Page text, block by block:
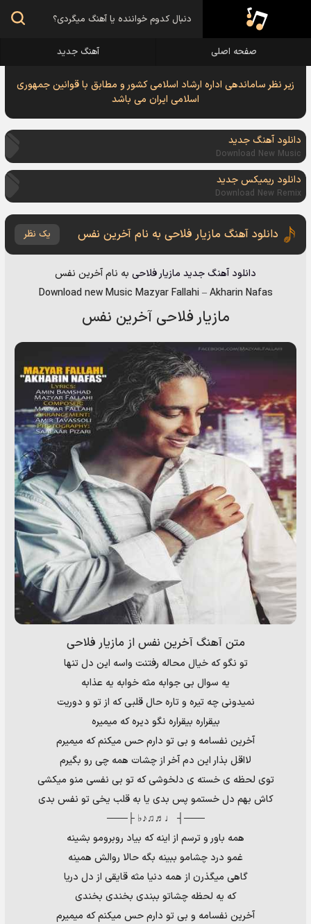
صفحه اصلی آهنگ جدید
زیر نظر ساماندهی اداره ارشاد اسلامی کشور و مطابق با قوانین جمهوری
اسلامی ایران می باشد
دانلود آهنگ جدید
Download New Music
دانلود ریمیکس جدید
Download New Remix
دانلود آهنگ مازیار فلاحی به نام آخرین نفس یک نظر
دانلود آهنگ جدید مازیار فلاحی به نامآخرین نفس
Download new Music Mazyar Fallahi–Akharin Nafas
مازیار فلاحی آخرین نفس
متن آهنگ آخرین نفس از مازیار فلاحی
تو نگو که خیال محاله رفتنت واسه این دل تنها
یه سوال بی جوابه مثه خوابه یه عذابه
نمیدونی چه تیره و تاره حال قلبی که از تو و دوریت
بیقراره بیقراره نگو دیره که میمیره
آخرین نفسامه و بی تو دارم حس میکنم که میمیرم
لااقل بذار این دم آخر از چشات همه چی رو بگیرم
توی لحظه ی خسته ی دلخوشی که تو بی نفسی منو میکشی
کاش بهم دل خستمو پس بدی یا به قلب یخی تو نفس بدی
───┤ ♩♬♫♪♭ ├───
همه باور و ترسم از اینه که بیاد روبرومو بشینه
غمو درد چشامو ببینه بگه حالا روالش همینه
گاهی میگذرن از همه دنیا مثه قایقی از دل دریا
که یه لحظه چشاتو ببندی بخندی بخندی
آخرین نفسامه و بی تو دارم حس میکنم که میمیرم